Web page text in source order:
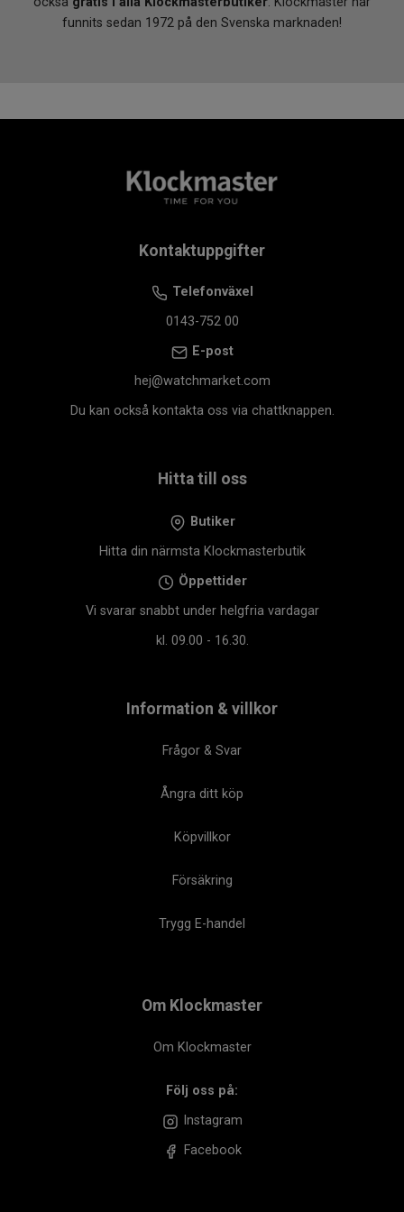
funnits sedan 1972 på den Svenska marknaden!
Kontaktuppgifter
Telefonväxel
0143-752 00
E-post
hej@watchmarket.com
Du kan också kontakta oss via chattknappen.
Hitta till oss
Butiker
Hitta din närmsta Klockmasterbutik
Öppettider
Vi svarar snabbt under helgfria vardagar
kl. 09.00 - 16.30.
Information & villkor
Frågor & Svar
Ångra ditt köp
Köpvillkor
Försäkring
Trygg E-handel
Om Klockmaster
Om Klockmaster
Följ oss på:
Instagram
Facebook